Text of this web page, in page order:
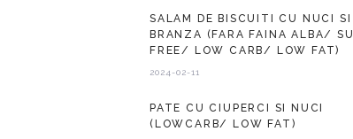
SALAM DE BISCUITI CU NUCI SI
BRANZA (FARA FAINA ALBA/
FREE/ LOW CARB/ LOW FAT)
2024-02-11
PATE CU CIUPERCI SI NUCI
(LOWCARB/ LOW FAT)